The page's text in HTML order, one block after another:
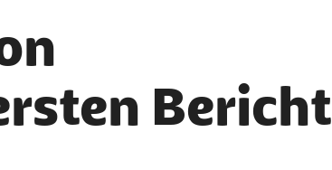
Bericht